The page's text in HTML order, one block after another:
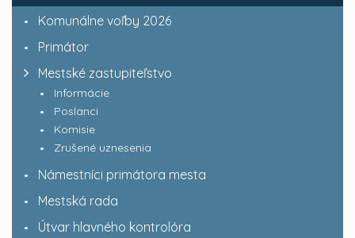
Komunálne voľby 2026
Primátor
Mestské zastupiteľstvo
Informácie
Poslanci
Komisie
Zrušené uznesenia
Námestníci primátora mesta
Mestská rada
Útvar hlavného kontrolóra